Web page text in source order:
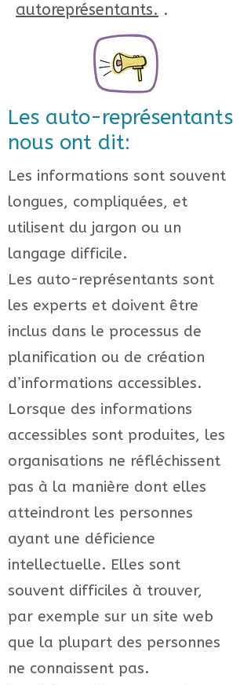
autoreprésentants. .
Les auto-représentants
nous ont dit:
Les informations sont souvent
longues, compliquées, et
utilisent du jargon ou un
langage difficile.
Les auto-représentants sont
les experts et doivent être
inclus dans le processus de
planification ou de création
d’informations accessibles.
Lorsque des informations
accessibles sont produites, les
organisations ne réfléchissent
pas à la manière dont elles
atteindront les personnes
ayant une déficience
intellectuelle. Elles sont
souvent difficiles à trouver,
par exemple sur un site web
que la plupart des personnes
ne connaissent pas.